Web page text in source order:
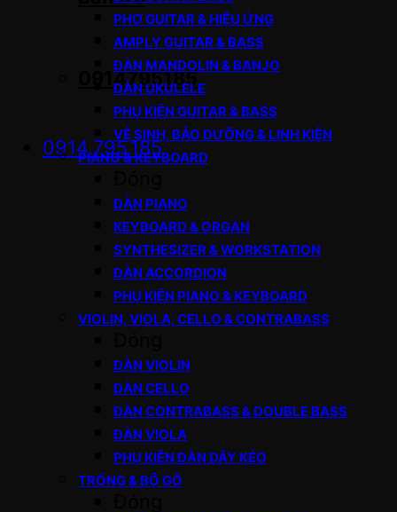
0914795185
0914.795.185
PHƠ GUITAR & HIỆU ỨNG
AMPLY GUITAR & BASS
ĐÀN MANDOLIN & BANJO
ĐÀN UKULELE
PHỤ KIỆN GUITAR & BASS
VỆ SINH, BẢO DƯỠNG & LINH KIỆN
PIANO & KEYBOARD
ĐÀN PIANO
KEYBOARD & ORGAN
SYNTHESIZER & WORKSTATION
ĐÀN ACCORDION
PHỤ KIỆN PIANO & KEYBOARD
VIOLIN, VIOLA, CELLO & CONTRABASS
ĐÀN VIOLIN
ĐÀN CELLO
ĐÀN CONTRABASS & DOUBLE BASS
ĐÀN VIOLA
PHỤ KIỆN ĐÀN DÂY KÉO
TRỐNG & BỘ GÕ